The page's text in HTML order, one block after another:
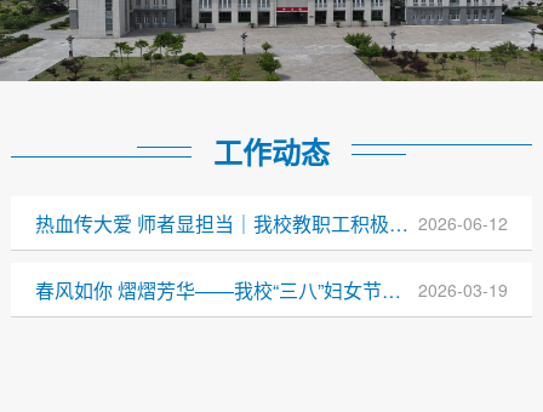
工作动态
热血传大爱 师者显担当｜我校教职工积极参与无偿献血公益活动 2026-06-12
春风如你 熠熠芳华——我校“三八”妇女节女职工趣味活动圆满落幕 2026-03-19